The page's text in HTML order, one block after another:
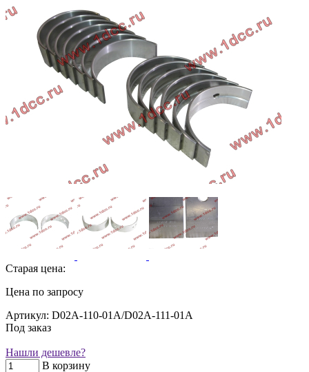
Старая цена:
Цена по запросу
Артикул: D02A-110-01A/D02A-111-01A
Под заказ
Нашли дешевле?
В корзину